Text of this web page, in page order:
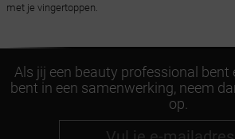
met je vingertoppen.
Als jij een beauty professional bent
bent in een samenwerking, neem
op.